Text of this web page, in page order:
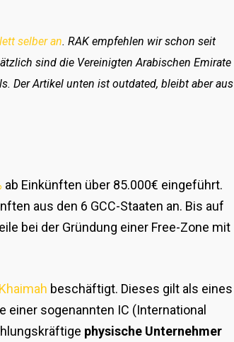
selber an. RAK empfehlen wir schon seit
sind die Vereinigten Arabischen Emirate
Der Artikel unten ist outdated, bleibt aber aus
ab Einkünften über 85.000€ eingeführt.
aus den 6 GCC-Staaten an. Bis auf
bei der Gründung einer Free-Zone mit
beschäftigt. Dieses gilt als eines
einer sogenannten IC (International
physische Unternehmer